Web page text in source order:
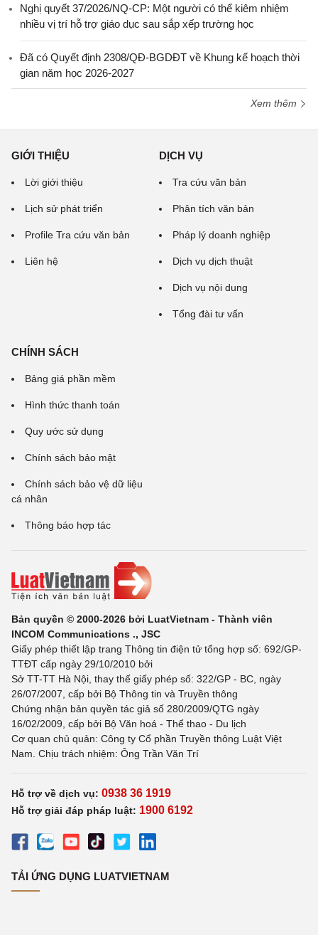
Nghị quyết 37/2026/NQ-CP: Một người có thể kiêm nhiệm
nhiều vị trí hỗ trợ giáo dục sau sắp xếp trường học
Đã có Quyết định 2308/QĐ-BGDĐT về Khung kế hoạch thời
gian năm học 2026-2027
Xem thêm
GIỚI THIỆU
Lời giới thiệu
Lịch sử phát triển
Profile Tra cứu văn bản
Liên hệ
DỊCH VỤ
Tra cứu văn bản
Phân tích văn bản
Pháp lý doanh nghiệp
Dịch vụ dịch thuật
Dịch vụ nội dung
Tổng đài tư vấn
CHÍNH SÁCH
Bảng giá phần mềm
Hình thức thanh toán
Quy ước sử dụng
Chính sách bảo mật
Chính sách bảo vệ dữ liệu
cá nhân
Thông báo hợp tác
Bản quyền © 2000-2026 bởi LuatVietnam - Thành viên
INCOM Communications ., JSC
Giấy phép thiết lập trang Thông tin điện tử tổng hợp số: 692/GP-
TTĐT cấp ngày 29/10/2010 bởi
Sở TT-TT Hà Nội, thay thế giấy phép số: 322/GP - BC, ngày
26/07/2007, cấp bởi Bộ Thông tin và Truyền thông
Chứng nhận bản quyền tác giả số 280/2009/QTG ngày
16/02/2009, cấp bởi Bộ Văn hoá - Thể thao - Du lịch
Cơ quan chủ quản: Công ty Cổ phần Truyền thông Luật Việt
Nam. Chịu trách nhiệm: Ông Trần Văn Trí
Hỗ trợ về dịch vụ: 0938 36 1919
Hỗ trợ giải đáp pháp luật: 1900 6192
TẢI ỨNG DỤNG LUATVIETNAM